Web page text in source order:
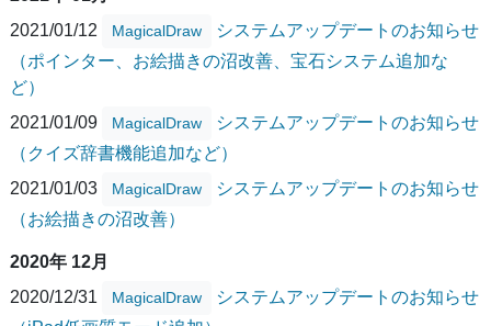
2021/01/12
MagicalDraw
システムアップデートのお知らせ
（ポインター、お絵描きの沼改善、宝石システム追加な
ど）
2021/01/09
MagicalDraw
システムアップデートのお知らせ
（クイズ辞書機能追加など）
2021/01/03
MagicalDraw
システムアップデートのお知らせ
（お絵描きの沼改善）
2020年 12月
2020/12/31
MagicalDraw
システムアップデートのお知らせ